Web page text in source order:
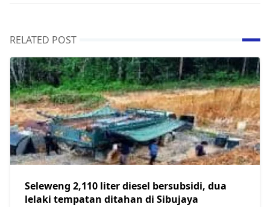
RELATED POST
Seleweng 2,110 liter diesel bersubsidi, dua
lelaki tempatan ditahan di Sibujaya